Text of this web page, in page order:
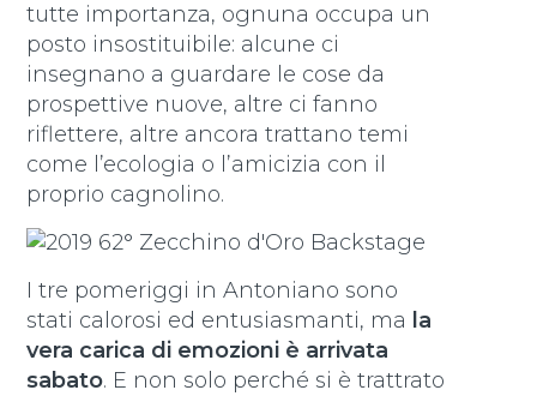
tutte importanza, ognuna occupa un
posto insostituibile: alcune ci
insegnano a guardare le cose da
prospettive nuove, altre ci fanno
riflettere, altre ancora trattano temi
come l’ecologia o l’amicizia con il
proprio cagnolino.
I tre pomeriggi in Antoniano sono
stati calorosi ed entusiasmanti, ma la
vera carica di emozioni è arrivata
sabato. E non solo perché si è trattrato